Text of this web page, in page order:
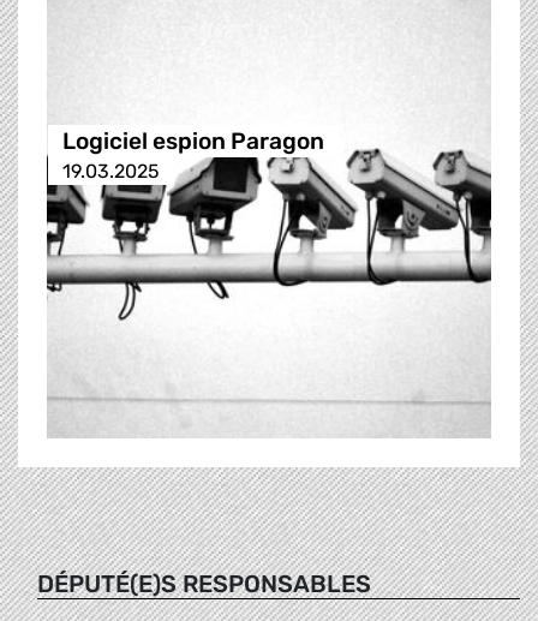
Logiciel espion Paragon
19.03.2025
DÉPUTÉ(E)S RESPONSABLES